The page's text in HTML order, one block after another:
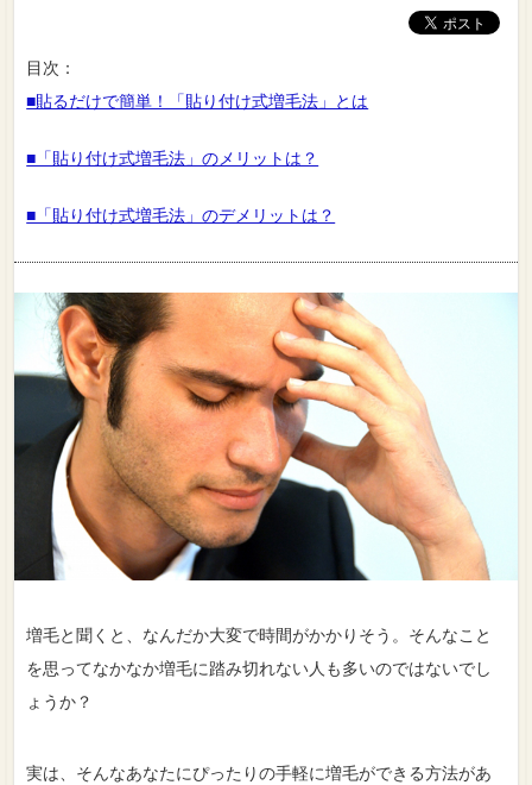
目次：
■貼るだけで簡単！「貼り付け式増毛法」とは
■「貼り付け式増毛法」のメリットは？
■「貼り付け式増毛法」のデメリットは？
増毛と聞くと、なんだか大変で時間がかかりそう。そんなこと
を思ってなかなか増毛に踏み切れない人も多いのではないでし
ょうか？
実は、そんなあなたにぴったりの手軽に増毛ができる方法があ